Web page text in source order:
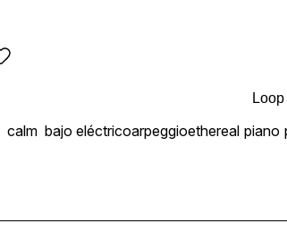
calm bajo eléctricoarpeggioethereal piano